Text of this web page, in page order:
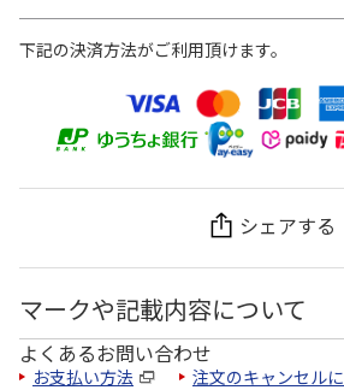
下記の決済方法がご利用頂けます。
シェアする
マークや記載内容について
よくあるお問い合わせ
お支払い方法 注文のキャンセル